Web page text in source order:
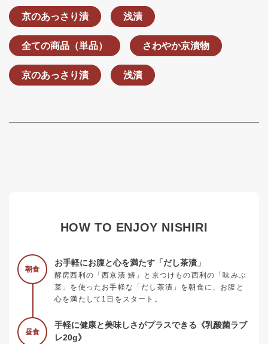
京のあっさり漬 浅漬
全ての商品（単品） さわやか京漬物
京のあっさり漬 浅漬
HOW TO ENJOY NISHIRI
朝食
お手軽にお腹と心を満たす「だし茶漬」
酵房西利の「西京漬 鰆」と京つけもの西利の「味みぶ
菜」を使ったお手軽な「だし茶漬」を朝食に、お腹と
心を満たして1日をスタート。
昼食
手軽に健康と美味しさがプラスできる《乳酸菌ラブ
レ20g》